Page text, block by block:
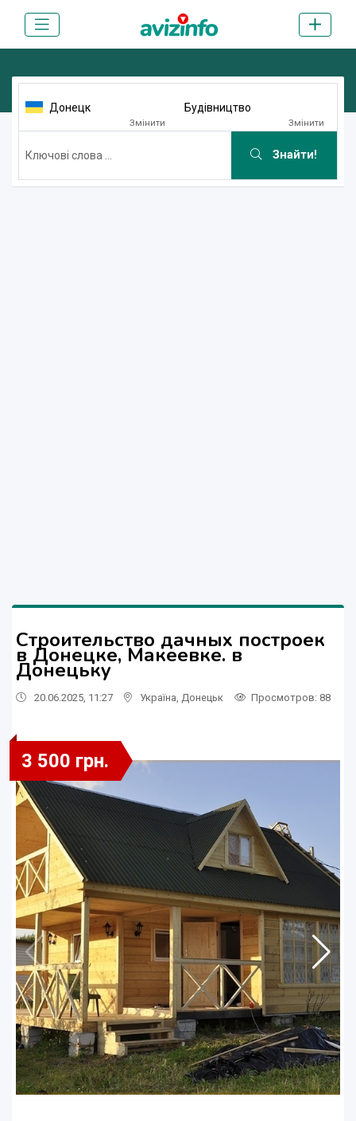
Донецк
Змінити
Будівництво
Змінити
Знайти!
Строительство дачных построек
в Донецке, Макеевке. в
Донецьку
20.06.2025, 11:27 Україна Донецьк Просмотров: 88
3 500 грн.